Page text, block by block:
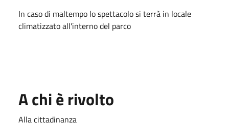
In caso di maltempo lo spettacolo si terrà in locale
climatizzato all'interno del parco
A chi è rivolto
Alla cittadinanza